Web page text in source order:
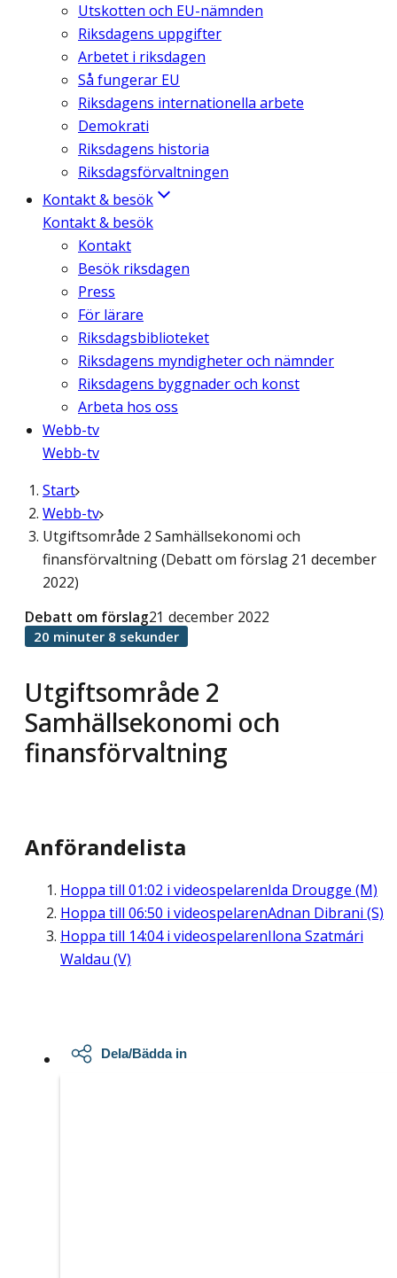
Utskotten och EU-nämnden
Riksdagens uppgifter
Arbetet i riksdagen
Så fungerar EU
Riksdagens internationella arbete
Demokrati
Riksdagens historia
Riksdagsförvaltningen
Kontakt & besök
Kontakt & besök
Kontakt
Besök riksdagen
Press
För lärare
Riksdagsbiblioteket
Riksdagens myndigheter och nämnder
Riksdagens byggnader och konst
Arbeta hos oss
Webb-tv
Webb-tv
Start
Webb-tv
Utgiftsområde 2 Samhällsekonomi och
finansförvaltning (Debatt om förslag 21 december
2022)
Utgiftsområde 2
Samhällsekonomi och
finansförvaltning
Debatt om förslag21 december 2022
20 minuter 8 sekunder
Anförandelista
Hoppa till 01:02 i videospelarenIda Drougge (M)
Hoppa till 06:50 i videospelarenAdnan Dibrani (S)
Hoppa till 14:04i videospelarenIlona Szatmári
Waldau (V)
Dela/Bädda in